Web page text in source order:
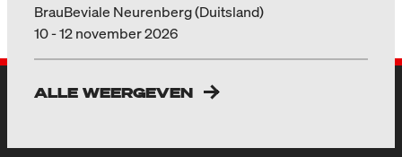
BrauBeviale Neurenberg (Duitsland)
10 - 12 november 2026
ALLE WEERGEVEN